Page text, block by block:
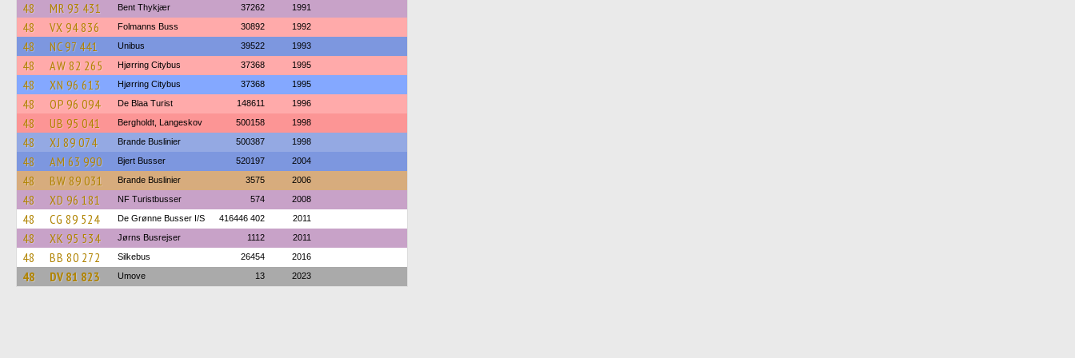
48 MR 93 431 Bent Thykjær 37262 1991
48 VX 94 836 Folmanns Buss 30892 1992
48 NC 97 441 Unibus 39522 1993
48 AW 82 265 Hjørring Citybus 37368 1995
48 XN 96 613 Hjørring Citybus 37368 1995
48 OP 96 094 De Blaa Turist 148611 1996
48 UB 95 041 Bergholdt, Langeskov 500158 1998
48 XJ 89 074 Brande Buslinier 500387 1998
48 AM 63 990 Bjert Busser 520197 2004
48 BW 89 031 Brande Buslinier 3575 2006
48 XD 96 181 NF Turistbusser 574 2008
48 CG 89 524 De Grønne Busser I/S 416446 402 2011
48 XK 95 534 Jørns Busrejser 1112 2011
48 BB 80 272 Silkebus 26454 2016
48 DV 81 823 Umove 13 2023